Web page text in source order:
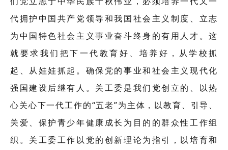
代拥护中国共产党领导和我国社会主义制度、立志
为中国特色社会主义事业奋斗终身的有用人才。这
就要求我们把下一代教育好、培养好，从学校抓
起、从娃娃抓起。确保党的事业和社会主义现代化
强国建设后继有人。关工委是我们党创立的、以热
心关心下一代工作的“五老”为主体，以教育、引导、
关爱、保护青少年健康成长为目的的群众性工作组
织。关工委工作以党的创新理论为指引，以培育和